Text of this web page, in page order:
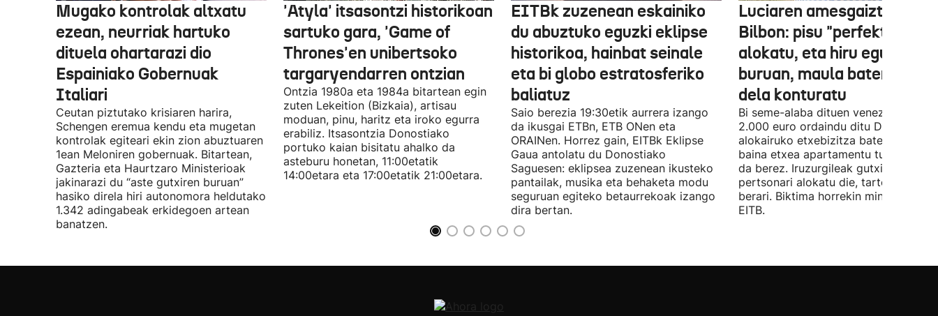
Mugako kontrolak altxatu
ezean, neurriak hartuko
dituela ohartarazi dio
Espainiako Gobernuak
Italiari
Ceutan piztutako krisiaren harira,
Schengen eremua kendu eta mugetan
kontrolak egiteari ekin zion abuztuaren
1ean Meloniren gobernuak. Bitartean,
Gazteria eta Haurtzaro Ministerioak
jakinarazi du “aste gutxiren buruan”
hasiko direla hiri autonomora heldutako
1.342 adingabeak erkidegoen artean
banatzen.
'Atyla' itsasontzi historikoan
sartuko gara, 'Game of
Thrones'en unibertsoko
targaryendarren ontzian
Ontzia 1980a eta 1984a bitartean egin
zuten Lekeition (Bizkaia), artisau
moduan, pinu, haritz eta iroko egurra
erabiliz. Itsasontzia Donostiako
portuko kaian bisitatu ahalko da
asteburu honetan, 11:00etatik
14:00etara eta 17:00etatik 21:00etara.
EITBk zuzenean eskainiko
du abuztuko eguzki eklipse
historikoa, hainbat seinale
eta bi globo estratosferiko
baliatuz
Saio berezia 19:30etik aurrera izango
da ikusgai ETBn, ETB ONen eta
ORAINen. Horrez gain, EITBk Eklipse
Gaua antolatu du Donostiako
Saguesen: eklipsea zuzenean ikusteko
pantailak, musika eta behaketa modu
seguruan egiteko betaurrekoak izango
dira bertan.
Luciaren amesgaiztoa
Bilbon: pisu "perfektua"
alokatu, eta hiru egunen
buruan, maula baten
dela konturatu
Bi seme-alaba dituen venezuelar
2.000 euro ordaindu ditu Deustun
alokairuko etxebizitza batengatik,
baina etxea apartamentu turistiko bat
da berez. Iruzurgileak gutxienez 10
pertsonari alokatu die, tartean Luciari
berari. Biktima horrekin mintzatu da
EITB.